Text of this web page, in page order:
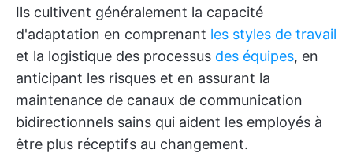
Ils cultivent généralement la capacité
d'adaptation en comprenant les styles de travail
et la logistique des processus des équipes, en
anticipant les risques et en assurant la
maintenance de canaux de communication
bidirectionnels sains qui aident les employés à
être plus réceptifs au changement.